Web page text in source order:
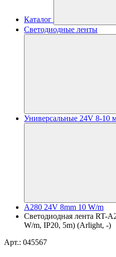
Каталог
Светодиодные ленты
Универсальные 24V 8-10
A280 24V 8mm 10 W/m
Светодиодная лента RT-
W/m, IP20, 5m) (Arlight, -)
Арт.: 045567